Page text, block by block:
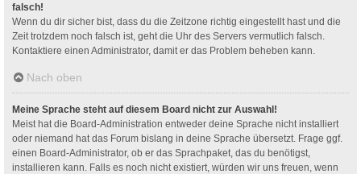
falsch!
Wenn du dir sicher bist, dass du die Zeitzone richtig eingestellt hast und die
Zeit trotzdem noch falsch ist, geht die Uhr des Servers vermutlich falsch.
Kontaktiere einen Administrator, damit er das Problem beheben kann.
Nach oben
Meine Sprache steht auf diesem Board nicht zur Auswahl!
Meist hat die Board-Administration entweder deine Sprache nicht installiert
oder niemand hat das Forum bislang in deine Sprache übersetzt. Frage ggf.
einen Board-Administrator, ob er das Sprachpaket, das du benötigst,
installieren kann. Falls es noch nicht existiert, würden wir uns freuen, wenn